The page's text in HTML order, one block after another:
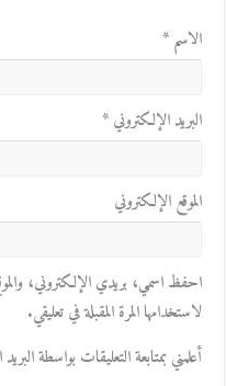
الاسم*
البريد الإلكتروني*
الموقع الإلكتروني
احفظ اسمي، بريدي الإلكتروني،
لاستخدامها المرة المقبلة في تعليقي.
أعلمني بمتابعة التعليقات بواسطة